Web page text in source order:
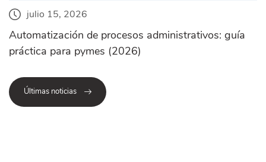
julio 15, 2026
Automatización de procesos administrativos: guía
práctica para pymes (2026)
Últimas noticias